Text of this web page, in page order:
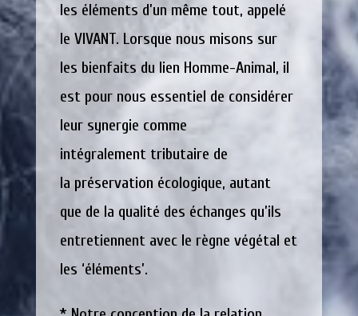
les éléments d’un même tout, appelé
le VIVANT. Lorsque nous misons sur
les bienfaits du lien Homme-Animal, il
est pour nous essentiel de considérer
leur synergie comme
intégralement tributaire de
la préservation écologique, autant
que de la qualité des échanges qu’ils
entretiennent avec le règne végétal et
les ‘éléments’.